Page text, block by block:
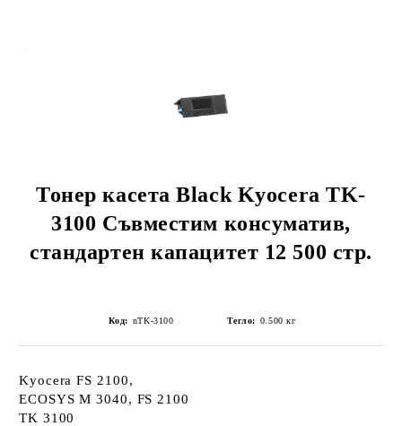
Тонер касета Black Kyocera TK-
3100 Съвместим консуматив,
стандартен капацитет 12 500 стр.
Код: nTK-3100 Тегло: 0.500 кг
Kyocera FS 2100,
ECOSYS M 3040, FS 2100
TK 3100